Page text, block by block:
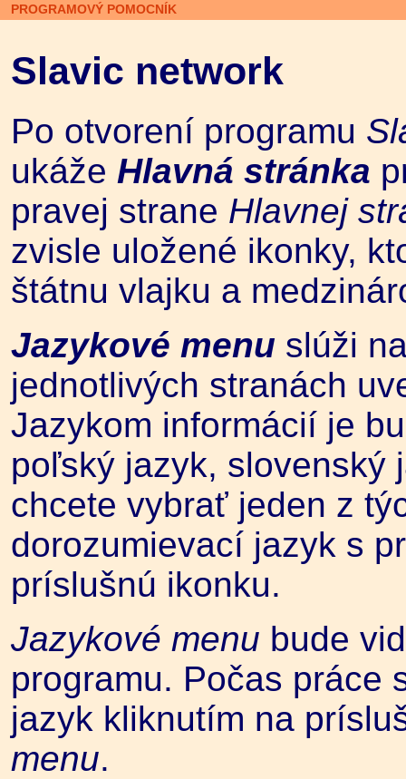
PROGRAMOVÝ POMOCNÍK
Slavic network
Po otvorení programu
ukáže Hlavná stránka
pravej strane Hlavnej
zvisle uložené ikonky,
štátnu vlajku a
Jazykové menu slúži
jednotlivých stranách
Jazykom informácií je
poľský jazyk, slovenský
chcete vybrať jeden z
dorozumievací jazyk s
príslušnú ikonku.
Jazykové menu bude
programu. Počas práce
jazyk kliknutím na
menu.